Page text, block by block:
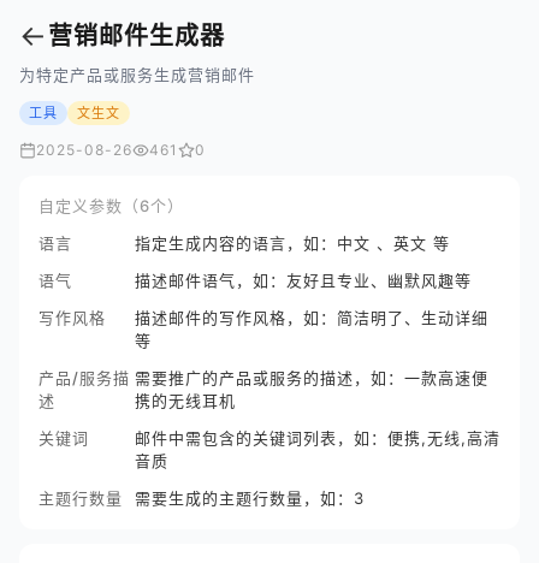
← 营销邮件生成器
为特定产品或服务生成营销邮件
工具 文生文
2025-08-26 461 0
自定义参数（6个）
语言
指定生成内容的语言，如：中文 、英文 等
语气
描述邮件语气，如：友好且专业、幽默风趣等
写作风格
描述邮件的写作风格，如：简洁明了、生动详细
等
产品/服务描
述
需要推广的产品或服务的描述，如：一款高速便
携的无线耳机
关键词
邮件中需包含的关键词列表，如：便携,无线,高清
音质
主题行数量
需要生成的主题行数量，如：3